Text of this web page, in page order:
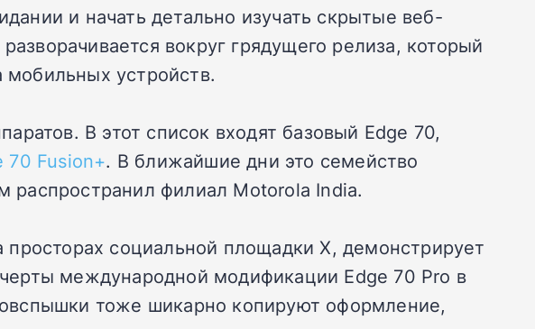
и начать детально изучать скрытые веб-
вокруг грядущего релиза, который
мобильных устройств.
В этот список входят базовый Edge 70,
70 Fusion+. В ближайшие дни это семейство
распространил филиал Motorola India.
социальной площадки X, демонстрирует
международной модификации Edge 70 Pro в
тоже шикарно копируют оформление,